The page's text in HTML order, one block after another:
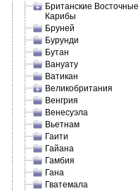
Британские Восточные
Карибы
Бруней
Бурунди
Бутан
Вануату
Ватикан
Великобритания
Венгрия
Венесуэла
Вьетнам
Гаити
Гайана
Гамбия
Гана
Гватемала